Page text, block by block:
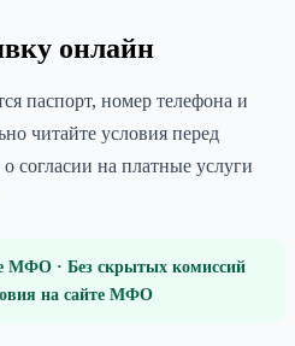
онлайн
паспорт, номер телефона и
читайте условия перед
согласии на платные услуги
МФО · Без скрытых комиссий
на сайте МФО